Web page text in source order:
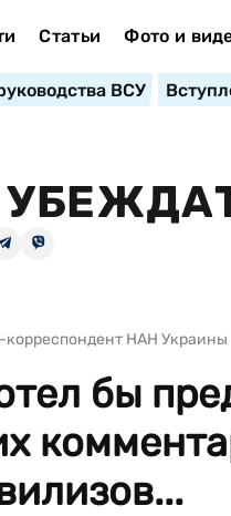
Статьи Фото и
ВСУ
НАН Украины
бы